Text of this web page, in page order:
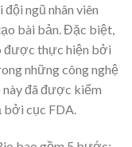
ngũ nhân viên
bài bản. Đặc biệt,
được thực hiện bởi
những công nghệ
này đã được kiểm
bởi cục FDA.